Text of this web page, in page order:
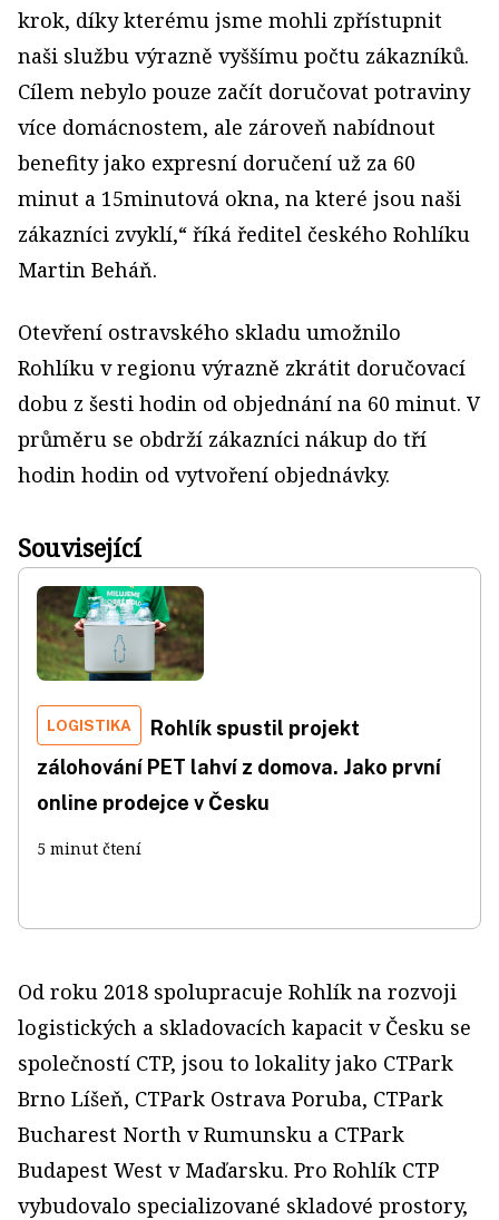
krok, díky kterému jsme mohli zpřístupnit
naši službu výrazně vyššímu počtu zákazníků.
Cílem nebylo pouze začít doručovat potraviny
více domácnostem, ale zároveň nabídnout
benefity jako expresní doručení už za 60
minut a 15minutová okna, na které jsou naši
zákazníci zvyklí,“ říká ředitel českého Rohlíku
Martin Beháň.
Otevření ostravského skladu umožnilo
Rohlíku v regionu výrazně zkrátit doručovací
dobu z šesti hodin od objednání na 60 minut. V
průměru se obdrží zákazníci nákup do tří
hodin hodin od vytvoření objednávky.
Související
LOGISTIKA
Rohlík spustil projekt
zálohování PET lahví z domova. Jako první
online prodejce v Česku
5 minut čtení
Od roku 2018 spolupracuje Rohlík na rozvoji
logistických a skladovacích kapacit v Česku se
společností CTP, jsou to lokality jako CTPark
Brno Líšeň, CTPark Ostrava Poruba, CTPark
Bucharest North v Rumunsku a CTPark
Budapest West v Maďarsku. Pro Rohlík CTP
vybudovalo specializované skladové prostory,